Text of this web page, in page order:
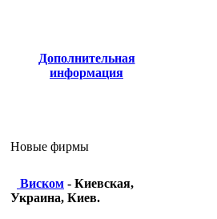
Дополнительная
информация
Новые фирмы
Виском - Киевская,
Украина, Киев.